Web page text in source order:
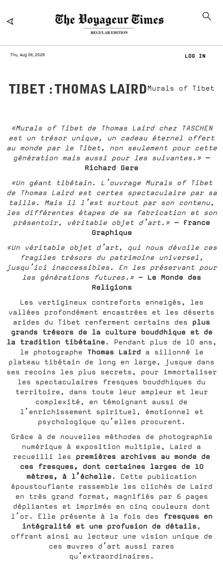
Thu, Aug 06, 2026 LOG IN
TIBET : THOMAS LAIRDMurals of Tibet
«Murals of Tibet de Thomas Laird chez TASCHEN
est un trésor unique, un cadeau éternel offert
au monde par le Tibet, non seulement pour cette
génération mais aussi pour les suivantes.» -
Richard Gere
«Un géant tibétain. L’ouvrage Murals of Tibet
de Thomas Laird est certes spectaculaire par sa
taille. Mais il l’est surtout par son contenu,
les différentes étapes de sa fabrication et son
présentoir, véritable objet d’art.» - France
Graphique
«Un véritable objet d’art, qui nous dévoile ces
fragiles trésors du patrimoine universel,
jusqu’ici inaccessibles. En les préservant pour
les générations futures.» - Le Monde des
Religions
Les vertigineux contreforts enneigés, les
vallées profondément encastrées et les déserts
arides du Tibet renferment certains des plus
grands trésors de la culture bouddhique et de
la tradition tibétaine. Pendant plus de 10 ans,
le photographe Thomas Lairda sillonné le
plateau tibétain de long en large, jusque dans
ses recoins les plus secrets, pour immortaliser
les spectaculaires fresques bouddhiques du
territoire, dans toute leur ampleur et leur
complexité, en témoignant aussi de
l’enrichissement spirituel, émotionnel et
psychologique qu’elles procurent.
Grâce à de nouvelles méthodes de photographie
numérique à exposition multiple, Laird a
recueilli les premières archives au monde de
ces fresques, dont certaines larges de 10
mètres, à l’échelle. Cette publication
époustouflante rassemble les clichés de Laird
en très grand format, magnifiés par 6 pages
dépliantes et imprimés en cinq couleurs dont
l’or. Elle présente à la fois des
fresques en
intégralité et une profusion de détails,
offrant ainsi au lecteur une vision unique de
ces œuvres d’art aussi rares
qu’extraordinaires.